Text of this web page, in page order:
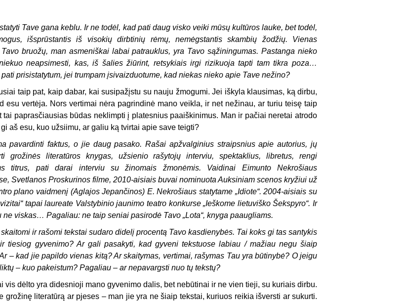
Tave gana keblu. Ir ne todėl, kad pati daug visko veiki mūsų kultūros lauke, bet todėl,
išsprūstantis iš visokių dirbtinių rėmų, nemėgstantis skambių žodžių. Vienas
bruožų, man asmeniškai labai patrauklus, yra Tavo sąžiningumas. Pastanga nieko
neapsimesti, kas, iš šalies žiūrint, retsykiais irgi rizikuoja tapti tam tikra poza…
prisistatytum, jei trumpam įsivaizduotume, kad niekas nieko apie Tave nežino?
taip pat, kaip dabar, kai susipažįstu su nauju žmogumi. Jei iškyla klausimas, ką dirbu,
esu vertėja. Nors vertimai nėra pagrindinė mano veikla, ir net nežinau, ar turiu teisę taip
tai paprasčiausias būdas neklimpti į platesnius paaiškinimus. Man ir pačiai neretai atrodo
aš esu, kuo užsiimu, ar galiu ką tvirtai apie save teigti?
pavardinti faktus, o jie daug pasako. Rašai apžvalginius straipsnius apie autorius, jų
grožinės literatūros knygas, užsienio rašytojų interviu, spektaklius, libretus, rengi
titrus, pati darai interviu su žinomais žmonėmis. Vaidinai Eimunto Nekrošiaus
Svetlanos Proskurinos filme, 2010-aisiais buvai nominuota Auksiniam scenos kryžiui už
plano vaidmenį (Aglajos Jepančinos) E. Nekrošiaus statytame „Idiote“. 2004-aisiais su
tapai laureate Valstybinio jaunimo teatro konkurse „Ieškome lietuviško Šekspyro“. Ir
ne viskas… Pagaliau: ne taip seniai pasirodė Tavo „Lota“, knyga paaugliams.
ir rašomi tekstai sudaro didelį procentą Tavo kasdienybės. Tai koks gi tas santykis
tiesiog gyvenimo? Ar gali pasakyti, kad gyveni tekstuose labiau / mažiau negu šiaip
– kad jie papildo vienas kitą? Ar skaitymas, vertimai, rašymas Tau yra būtinybė? O jeigu
– kuo pakeistum? Pagaliau – ar nepavargsti nuo tų tekstų?
vis dėlto yra didesnioji mano gyvenimo dalis, bet nebūtinai ir ne vien tieji, su kuriais dirbu.
grožinę literatūrą ar pjeses – man jie yra ne šiaip tekstai, kuriuos reikia išversti ar sukurti.